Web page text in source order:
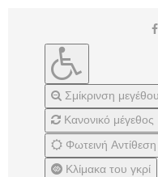
Σμίκρινση
Κανονικό μέγεθος
Φωτεινή Αντίθεση
Κλίμακα του γκρί